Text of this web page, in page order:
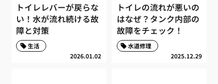
トイレレバーが戻らな
い！水が流れ続ける故
障と対策
2026.01.02
生活
トイレの流れが悪いの
はなぜ？タンク内部の
故障をチェック！
2025.12.29
水道修理